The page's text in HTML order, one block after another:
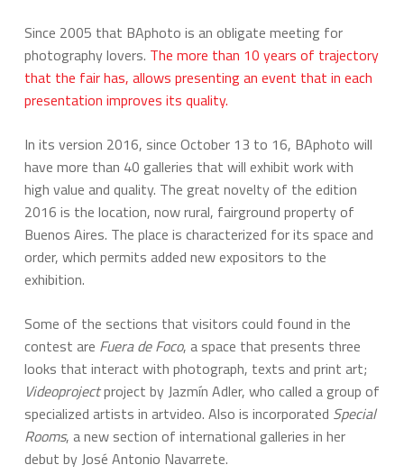
Since 2005 that BAphoto is an obligate meeting for
photography lovers. The more than 10 years of trajectory
that the fair has, allows presenting an event that in each
presentation improves its quality.
In its version 2016, since October 13 to 16, BAphoto will
have more than 40 galleries that will exhibit work with
high value and quality. The great novelty of the edition
2016 is the location, now rural, fairground property of
Buenos Aires. The place is characterized for its space and
order, which permits added new expositors to the
exhibition.
Some of the sections that visitors could found in the
contest are Fuera de Foco, a space that presents three
looks that interact with photograph, texts and print art;
Videoprojectproject by Jazmín Adler, who called a group of
specialized artists in artvideo. Also is incorporated Special
Rooms, a new section of international galleries in her
debut by José Antonio Navarrete.